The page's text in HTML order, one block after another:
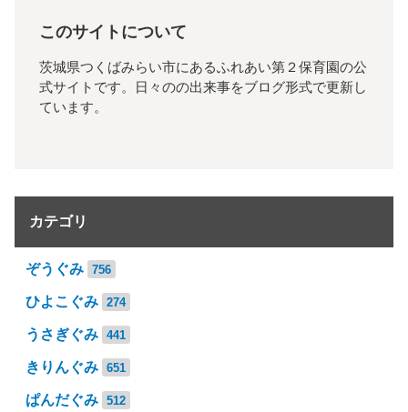
このサイトについて
茨城県つくばみらい市にあるふれあい第２保育園の公
式サイトです。日々のの出来事をブログ形式で更新し
ています。
カテゴリ
ぞうぐみ 756
ひよこぐみ 274
うさぎぐみ 441
きりんぐみ 651
ぱんだぐみ 512